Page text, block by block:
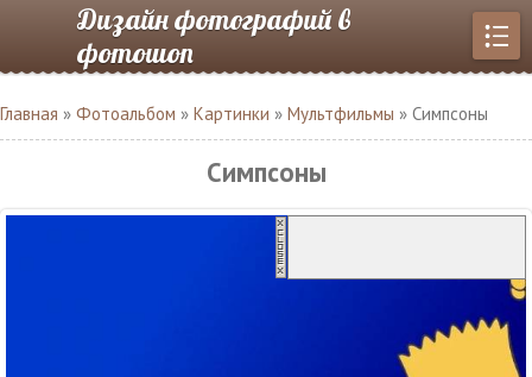
Дизайн фотографий в
фотошоп
Главная » Фотоальбом » Картинки » Мультфильмы » Симпсоны
Симпсоны